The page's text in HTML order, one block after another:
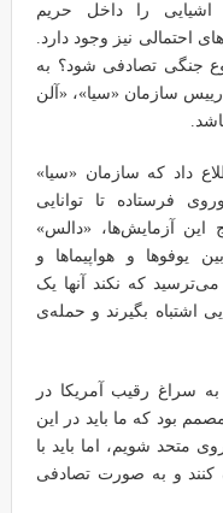
اشیایی را داخل حریم
احتمالی نیز وجود دارد.
جنگی تصادفی شود؟ به
سازمان «سیا»، «آلن
داد که سازمان «سیا»
فرستاده تا توانایی
این آزمایش‌ها، «دالس»
یوفوها و هواپیماها و
که نکند آنها یک
اشتباه بگیرند و حمله‌ی
سراغ رقیب آمریکا در
بود که ما باید در این
متحد شویم، اما باید با
کنند و به صورت تصادفی